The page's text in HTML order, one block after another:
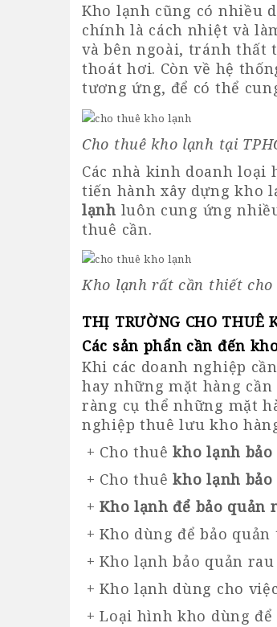
Kho lạnh cũng có nhiều
chính là cách nhiệt và
và bên ngoài, tránh thất
thoát hơi. Còn về hệ
tương ứng, để có thể
Cho thuê kho lạnh tại
Các nhà kinh doanh loại
tiến hành xây dựng kho
lạnh luôn cung ứng
thuê cần.
Kho lạnh rất cần thiết
THỊ TRƯỜNG CHO THUÊ
Các sản phẩn cần đến
Khi các doanh nghiệp
hay những mặt hàng
ràng cụ thể những mặt
nghiệp thuê lưu kho
+ Cho thuêkho lạnh
+ Cho thuêkho lạnh
+Kho lạnh để bảo quản
+ Kho dùng để bảo
+ Kho lạnh bảo quản rau
+ Kho lạnh dùng cho
+ Loại hình kho dùng